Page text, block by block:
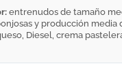
entrenudos de tamaño
y producción media
Diesel, crema